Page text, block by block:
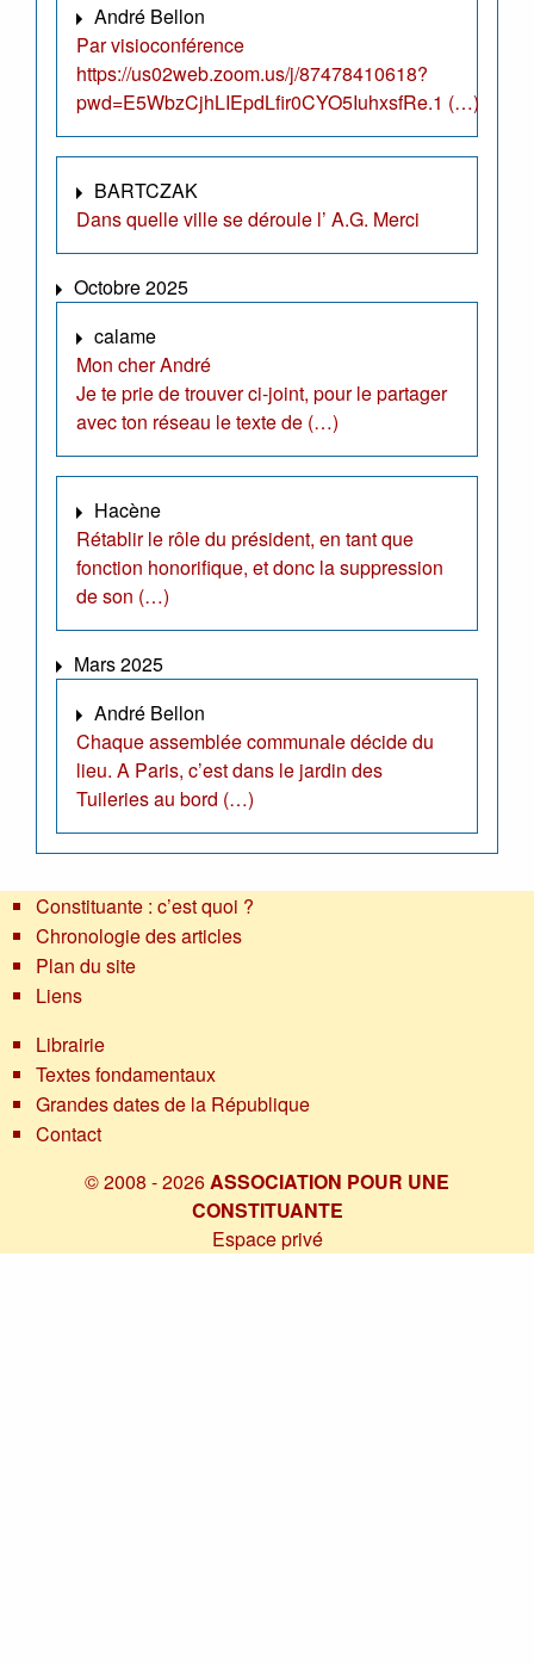
André Bellon
Par visioconférence
https://us02web.zoom.us/j/87478410618?
pwd=E5WbzCjhLIEpdLfir0CYO5IuhxsfRe.1 (…)
BARTCZAK
Dans quelle ville se déroule l’ A.G. Merci
Octobre 2025
calame
Mon cher André
Je te prie de trouver ci-joint, pour le partager
avec ton réseau le texte de (…)
Hacène
Rétablir le rôle du président, en tant que
fonction honorifique, et donc la suppression
de son (…)
Mars 2025
André Bellon
Chaque assemblée communale décide du
lieu. A Paris, c’est dans le jardin des
Tuileries au bord (…)
Constituante : c’est quoi ?
Chronologie des articles
Plan du site
Liens
Librairie
Textes fondamentaux
Grandes dates de la République
Contact
© 2008 - 2026ASSOCIATION POUR UNE
CONSTITUANTE
Espace privé